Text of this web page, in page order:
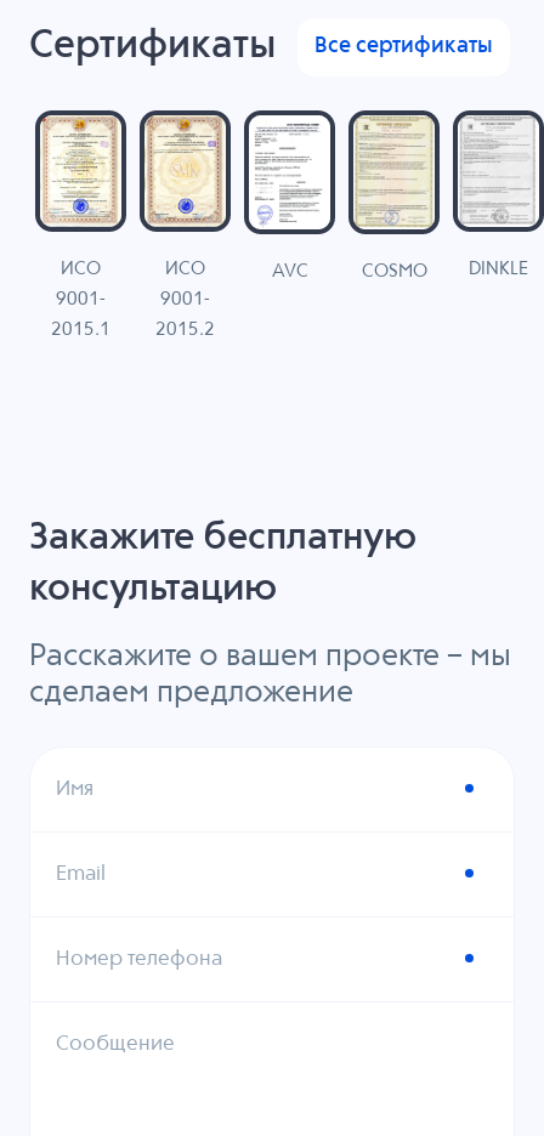
Сертификаты Все сертификаты
ИСО
9001-
2015.1
ИСО
9001-
2015.2
AVC COSMO DINKLE
Закажите бесплатную
консультацию
Расскажите о вашем проекте – мы
сделаем предложение
Имя
Email
Номер телефона
Сообщение